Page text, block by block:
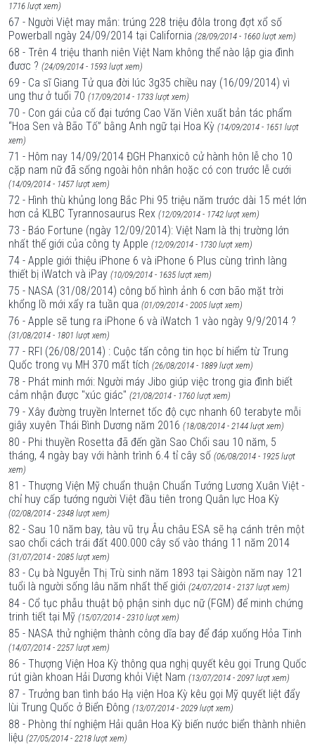
1716 lượt xem)
67 - Người Việt may mắn: trúng 228 triệu đôla trong đợt xổ số
Powerball ngày 24/09/2014 tại California (28/09/2014 - 1660 lượt xem)
68 - Trên 4 triệu thanh niên Việt Nam không thể nào lập gia đình
đươc ? (24/09/2014 - 1593 lượt xem)
69 - Ca sĩ Giang Tử qua đời lúc 3g35 chiều nay (16/09/2014) vì
ung thư ở tuổi 70 (17/09/2014 - 1733 lượt xem)
70 - Con gái của cố đại tướng Cao Văn Viên xuất bản tác phẩm
“Hoa Sen và Bão Tố” bằng Anh ngữ tại Hoa Kỳ (14/09/2014 - 1651 lượt
xem)
71 - Hôm nay 14/09/2014 ĐGH Phanxicô cử hành hôn lễ cho 10
cặp nam nữ đã sống ngoài hôn nhân hoặc có con trước lễ cưới
(14/09/2014 - 1457 lượt xem)
72 - Hình thù khủng long Bắc Phi 95 triệu năm trước dài 15 mét lớn
hơn cả KLBC Tyrannosaurus Rex (12/09/2014 - 1742 lượt xem)
73 - Báo Fortune (ngày 12/09/2014): Việt Nam là thị trường lớn
nhất thế giới của công ty Apple (12/09/2014 - 1730 lượt xem)
74 - Apple giới thiệu iPhone 6 và iPhone 6 Plus cùng trình làng
thiết bị iWatch và iPay (10/09/2014 - 1635 lượt xem)
75 - NASA (31/08/2014) công bố hình ảnh 6 cơn bão mặt trời
khổng lồ mới xẩy ra tuần qua (01/09/2014 - 2005 lượt xem)
76 - Apple sẽ tung ra iPhone 6 và iWatch 1 vào ngày 9/9/2014 ?
(31/08/2014 - 1801 lượt xem)
77 - RFI (26/08/2014) : Cuộc tấn công tin học bí hiểm từ Trung
Quốc trong vụ MH 370 mất tích (26/08/2014 - 1889 lượt xem)
78 - Phát minh mới: Người máy Jibo giúp việc trong gia đình biết
cảm nhận được "xúc giác" (21/08/2014 - 1760 lượt xem)
79 - Xây đường truyền Internet tốc độ cực nhanh 60 terabyte mỗi
giây xuyên Thái Bình Dương năm 2016 (18/08/2014 - 2144 lượt xem)
80 - Phi thuyền Rosetta đã đến gần Sao Chổi sau 10 năm, 5
tháng, 4 ngày bay với hành trình 6.4 tỉ cây số (06/08/2014 - 1925 lượt
xem)
81 - Thượng Viện Mỹ chuẩn thuận Chuẩn Tướng Lương Xuân Việt -
chỉ huy cấp tướng người Việt đầu tiên trong Quân lực Hoa Kỳ
(02/08/2014 - 2348 lượt xem)
82 - Sau 10 năm bay, tàu vũ trụ Âu châu ESA sẽ hạ cánh trên một
sao chổi cách trái đất 400.000 cây số vào tháng 11 năm 2014
(31/07/2014 - 2085 lượt xem)
83 - Cụ bà Nguyễn Thị Trù sinh năm 1893 tại Sàigòn năm nay 121
tuổi là người sống lâu năm nhất thế giới (24/07/2014 - 2137 lượt xem)
84 - Cổ tục phẫu thuật bộ phận sinh dục nữ (FGM) để minh chứng
trinh tiết tại Mỹ (15/07/2014 - 2310 lượt xem)
85 - NASA thử nghiệm thành công dĩa bay để đáp xuống Hỏa Tinh
(14/07/2014 - 2257 lượt xem)
86 - Thượng Viện Hoa Kỳ thông qua nghị quyết kêu gọi Trung Quốc
rút giàn khoan Hải Dương khỏi Việt Nam (13/07/2014 - 2097 lượt xem)
87 - Trưởng ban tình báo Hạ viện Hoa Kỳ kêu gọi Mỹ quyết liệt đẩy
lùi Trung Quốc ở Biển Đông (13/07/2014 - 2029 lượt xem)
88 - Phòng thí nghiệm Hải quân Hoa Kỳ biến nước biển thành nhiên
liệu (27/05/2014 - 2218 lượt xem)